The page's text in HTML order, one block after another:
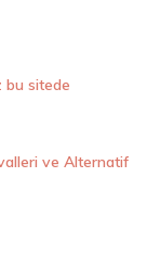
bu sitede
ve Alternatif